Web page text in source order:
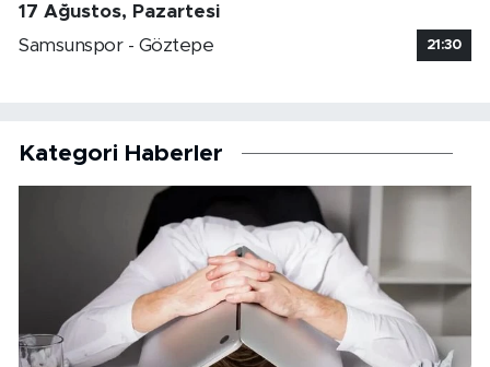
17 Ağustos, Pazartesi
Samsunspor - Göztepe
21:30
Kategori Haberler